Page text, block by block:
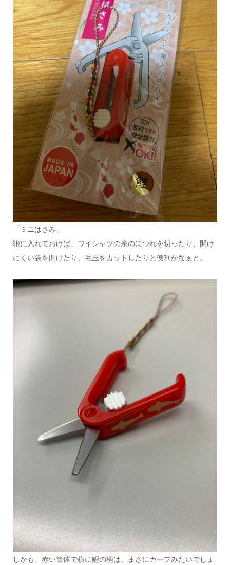
「ミニはさみ」
鞄に入れておけば、ワイシャツの糸のほつれを切ったり、開け
にくい袋を開けたり、毛玉をカットしたりと便利かなぁと。
しかも、赤い筐体で横に鯉の柄は、まさにカープみたいでしょ